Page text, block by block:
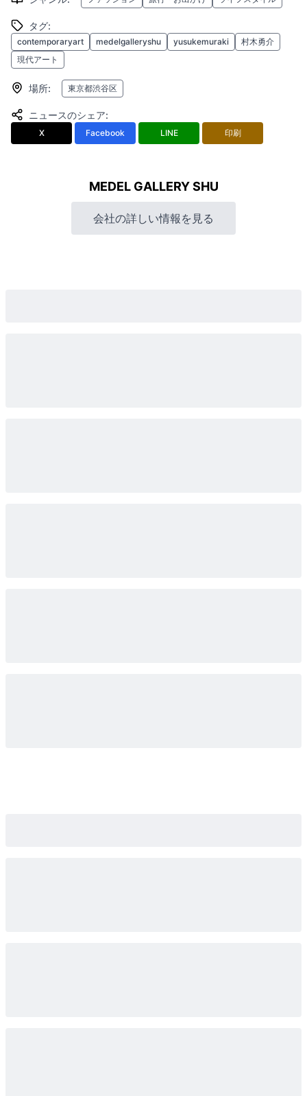
タグ:
contemporaryart medelgalleryshu yusukemuraki
村木勇介
現代アート
場所: 東京都渋谷区
ニュースのシェア:
X Facebook LINE 印刷
MEDEL GALLERY SHU
会社の詳しい情報を見る